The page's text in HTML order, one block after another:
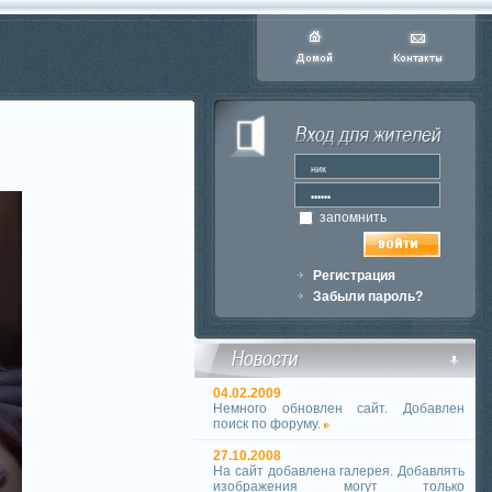
запомнить
Регистрация
Забыли пароль?
04.02.2009
Немного обновлен сайт. Добавлен
поиск по форуму.
27.10.2008
На сайт добавлена галерея. Добавлять
изображения могут только